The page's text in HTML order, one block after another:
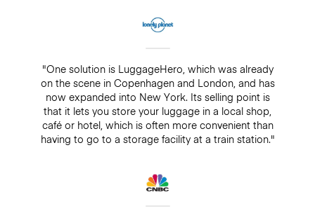
"One solution is LuggageHero, which was already
on the scene in Copenhagen and London, and has
now expanded into New York. Its selling point is
that it lets you store your luggage in a local shop,
café or hotel, which is often more convenient than
having to go to a storage facility at a train station."